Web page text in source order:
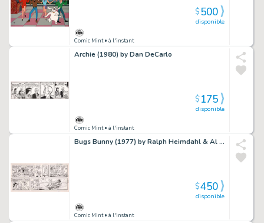
Comic Mint• à l'instant
disponible
$500
Archie (1980) by Dan DeCarlo
Comic Mint• à l'instant
disponible
$175
Bugs Bunny (1977) by Ralph Heimdahl & Al Stoffel
Comic Mint• à l'instant
disponible
$450